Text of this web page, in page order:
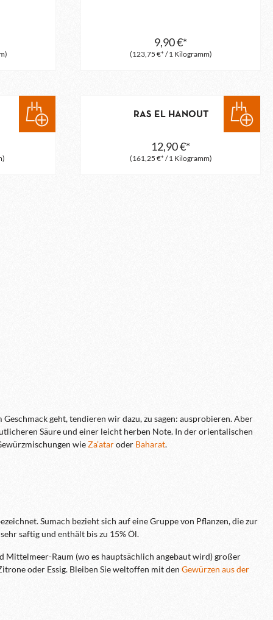
(123,75 €* / 1 Kilogramm)
9,90 €*
RAS EL HANOUT
(161,25 €* / 1 Kilogramm)
12,90 €*
geht, tendieren wir dazu, zu sagen: ausprobieren. Aber
Säure und einer leicht herben Note. In der orientalischen
wieZa’ataroder Baharat.
Sumach bezieht sich auf eine Gruppe von Pflanzen, die zur
saftig und enthält bis zu 15% Öl.
Mittelmeer-Raum (wo es hauptsächlich angebaut wird) großer
oder Essig. Bleiben Sie weltoffen mit den Gewürzen aus der